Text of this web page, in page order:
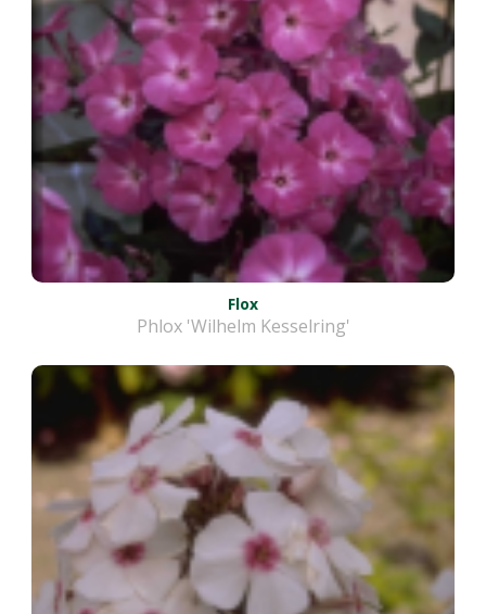
Flox
Phlox 'Wilhelm Kesselring'